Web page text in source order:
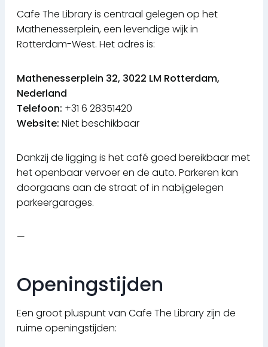
Cafe The Library is centraal gelegen op het
Mathenesserplein, een levendige wijk in
Rotterdam-West. Het adres is:
Mathenesserplein 32, 3022 LM Rotterdam,
Nederland
Telefoon: +31 6 28351420
Website: Niet beschikbaar
Dankzij de ligging is het café goed bereikbaar met
het openbaar vervoer en de auto. Parkeren kan
doorgaans aan de straat of in nabijgelegen
parkeergarages.
—
Openingstijden
Een groot pluspunt van Cafe The Library zijn de
ruime openingstijden: